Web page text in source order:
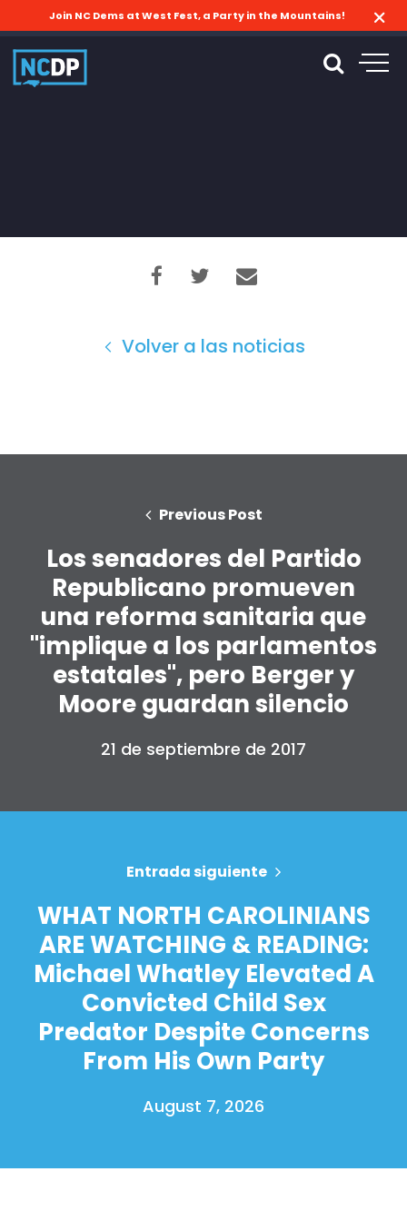
Join NC Dems at West Fest, a Party in the Mountains!
Volver a las noticias
Previous Post
Los senadores del Partido
Republicano promueven
una reforma sanitaria que
"implique a los parlamentos
estatales", pero Berger y
Moore guardan silencio
21 de septiembre de 2017
Entrada siguiente
WHAT NORTH CAROLINIANS
ARE WATCHING & READING:
Michael Whatley Elevated A
Convicted Child Sex
Predator Despite Concerns
From His Own Party
August 7, 2026